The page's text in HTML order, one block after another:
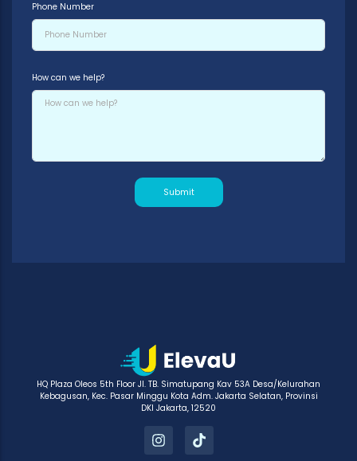
Phone Number
How can we help?
Submit
HQ Plaza Oleos 5th Floor Jl. TB. Simatupang Kav 53A Desa/Kelurahan
Kebagusan, Kec. Pasar Minggu Kota Adm. Jakarta Selatan, Provinsi
DKI Jakarta, 12520